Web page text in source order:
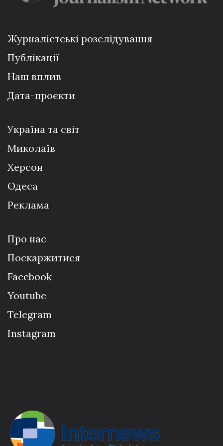
Журналістські розслідування
Публікації
Наш вплив
Дата-проєкти
Україна та світ
Миколаїв
Херсон
Одеса
Реклама
Про нас
Поскаржитися
Facebook
Youtube
Telegram
Instagram